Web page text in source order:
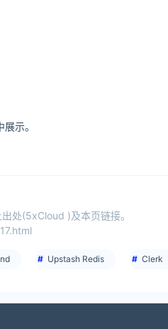
示。
处(5xCloud )及本页链接。
Upstash Redis Clerk